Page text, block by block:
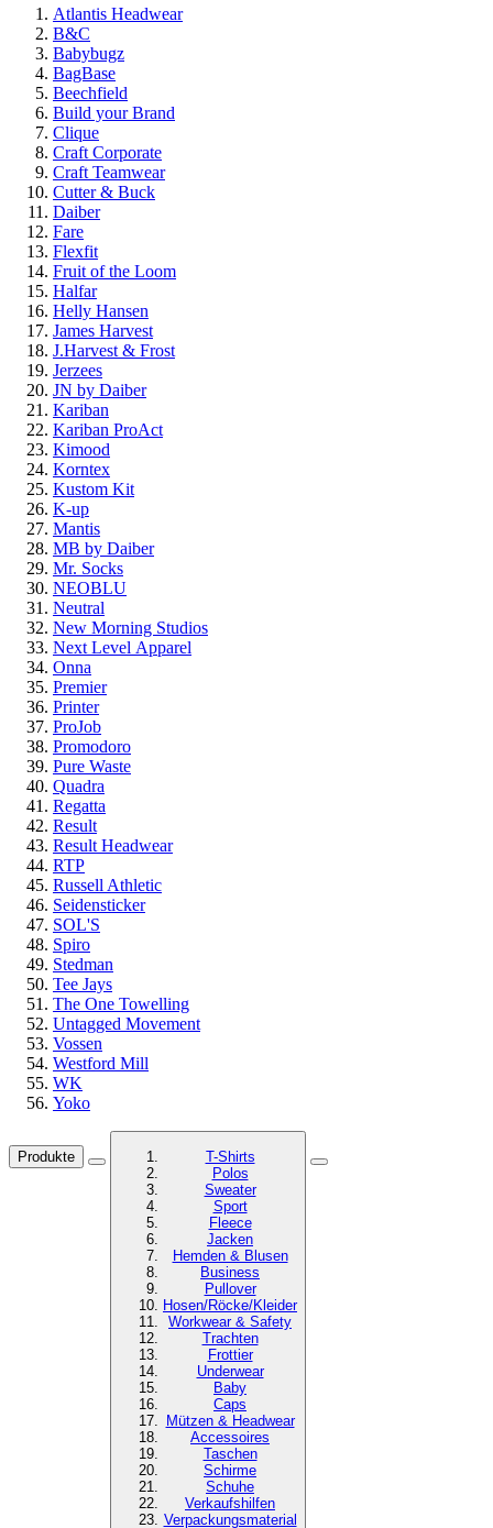
Atlantis Headwear
B&C
Babybugz
BagBase
Beechfield
Build your Brand
Clique
Craft Corporate
Craft Teamwear
Cutter & Buck
Daiber
Fare
Flexfit
Fruit of the Loom
Halfar
Helly Hansen
James Harvest
J.Harvest & Frost
Jerzees
JN by Daiber
Kariban
Kariban ProAct
Kimood
Korntex
Kustom Kit
K-up
Mantis
MB by Daiber
Mr. Socks
NEOBLU
Neutral
New Morning Studios
Next Level Apparel
Onna
Premier
Printer
ProJob
Promodoro
Pure Waste
Quadra
Regatta
Result
Result Headwear
RTP
Russell Athletic
Seidensticker
SOL'S
Spiro
Stedman
Tee Jays
The One Towelling
Untagged Movement
Vossen
Westford Mill
WK
Yoko
Produkte
T-Shirts
Polos
Sweater
Sport
Fleece
Jacken
Hemden & Blusen
Business
Pullover
Hosen/Röcke/Kleider
Workwear & Safety
Trachten
Frottier
Underwear
Baby
Caps
Mützen & Headwear
Accessoires
Taschen
Schirme
Schuhe
Verkaufshilfen
Verpackungsmaterial